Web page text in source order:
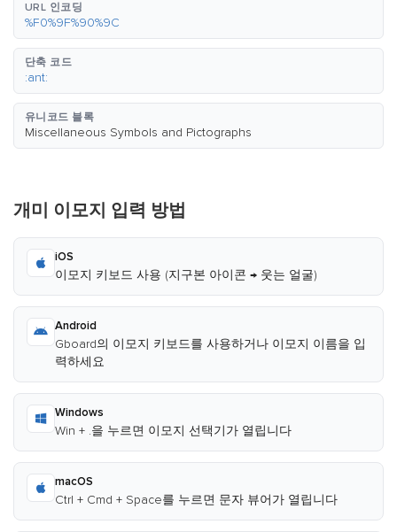
URL 인코딩
%F0%9F%90%9C
단축 코드
:ant:
유니코드 블록
Miscellaneous Symbols and Pictographs
개미 이모지 입력 방법
iOS
이모지 키보드 사용 (지구본 아이콘 → 웃는 얼굴)
Android
Gboard의 이모지 키보드를 사용하거나 이모지 이름을 입
력하세요
Windows
Win + .을 누르면 이모지 선택기가 열립니다
macOS
Ctrl + Cmd + Space를 누르면 문자 뷰어가 열립니다